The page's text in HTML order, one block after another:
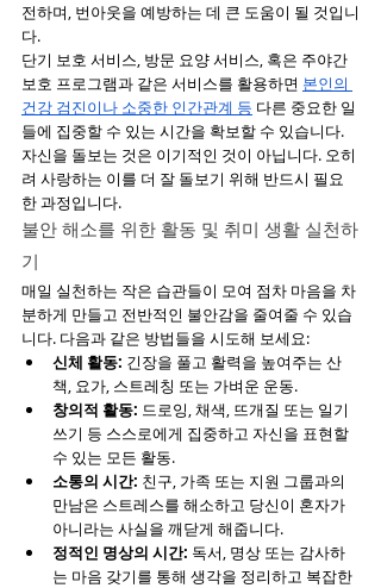
전하며, 번아웃을 예방하는 데 큰 도움이 될 것입니
다.
단기 보호 서비스, 방문 요양 서비스, 혹은 주야간
보호 프로그램과 같은 서비스를 활용하면 본인의
건강 검진이나 소중한 인간관계 등 다른 중요한 일
들에 집중할 수 있는 시간을 확보할 수 있습니다.
자신을 돌보는 것은 이기적인 것이 아닙니다. 오히
려 사랑하는 이를 더 잘 돌보기 위해 반드시 필요
한 과정입니다.
불안 해소를 위한 활동 및 취미 생활 실천하
기
매일 실천하는 작은 습관들이 모여 점차 마음을 차
분하게 만들고 전반적인 불안감을 줄여줄 수 있습
니다. 다음과 같은 방법들을 시도해 보세요:
신체 활동: 긴장을 풀고 활력을 높여주는 산
책, 요가, 스트레칭 또는 가벼운 운동.
창의적 활동: 드로잉, 채색, 뜨개질 또는 일기
쓰기 등 스스로에게 집중하고 자신을 표현할
수 있는 모든 활동.
소통의 시간: 친구, 가족 또는 지원 그룹과의
만남은 스트레스를 해소하고 당신이 혼자가
아니라는 사실을 깨닫게 해줍니다.
정적인 명상의 시간: 독서, 명상 또는 감사하
는 마음 갖기를 통해 생각을 정리하고 복잡한